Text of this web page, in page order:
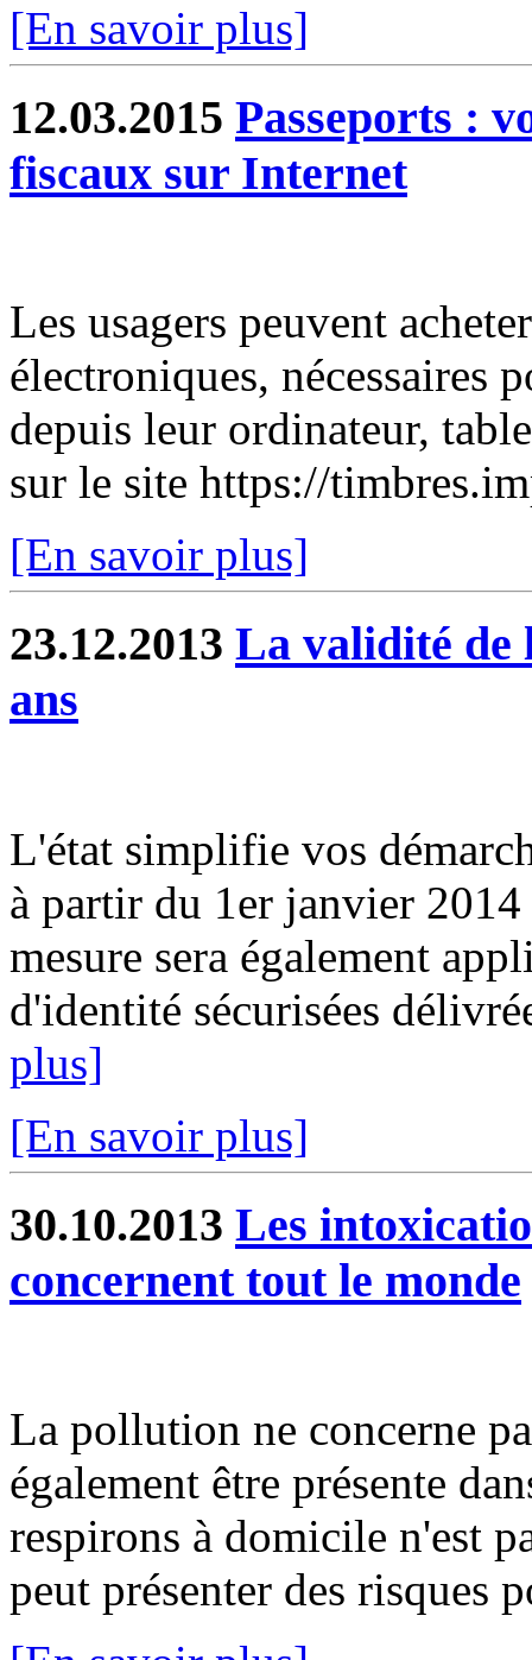
[En savoir plus]
12.03.2015 Passeports :
fiscaux sur Internet
Les usagers peuvent
électroniques, nécessaires
depuis leur ordinateur,
sur le site https://
[En savoir plus]
23.12.2013 La validité de
ans
L'état simplifie vos
à partir du 1er janvier
mesure sera également
d'identité sécurisées
plus]
[En savoir plus]
30.10.2013 Les
concernent tout le monde
La pollution ne concerne
également être présente
respirons à domicile n'est
peut présenter des risques